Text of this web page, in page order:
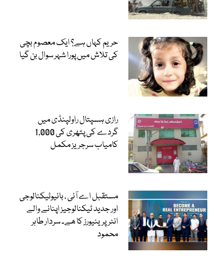
حریم کہاں ہے؟ ایک معصوم بچی
کی تلاش میں پورا شہر سوال بن گیا
رازی ہسپتال راولپنڈی میں
گردے کی پتھری کی 1,000
کامیاب سرجریز مکمل
مستقبل اے آئی ، بائیوٹیکنالوجی
اور جدید ٹیکنالوجیز اپنانے والے
انٹرپرینیورز کا ھے۔ سردار طاہر
محمود